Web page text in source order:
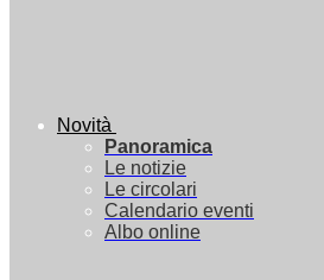
Novità
Panoramica
Le notizie
Le circolari
Calendario eventi
Albo online